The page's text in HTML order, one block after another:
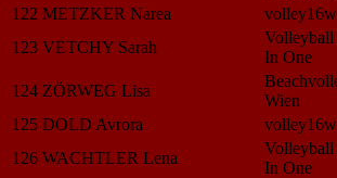
122 METZKER Narea
123 VETCHY Sarah
In One
124 ZÖRWEG Lisa
Wien
125 DOLD Avrora
126 WACHTLER Lena
In One